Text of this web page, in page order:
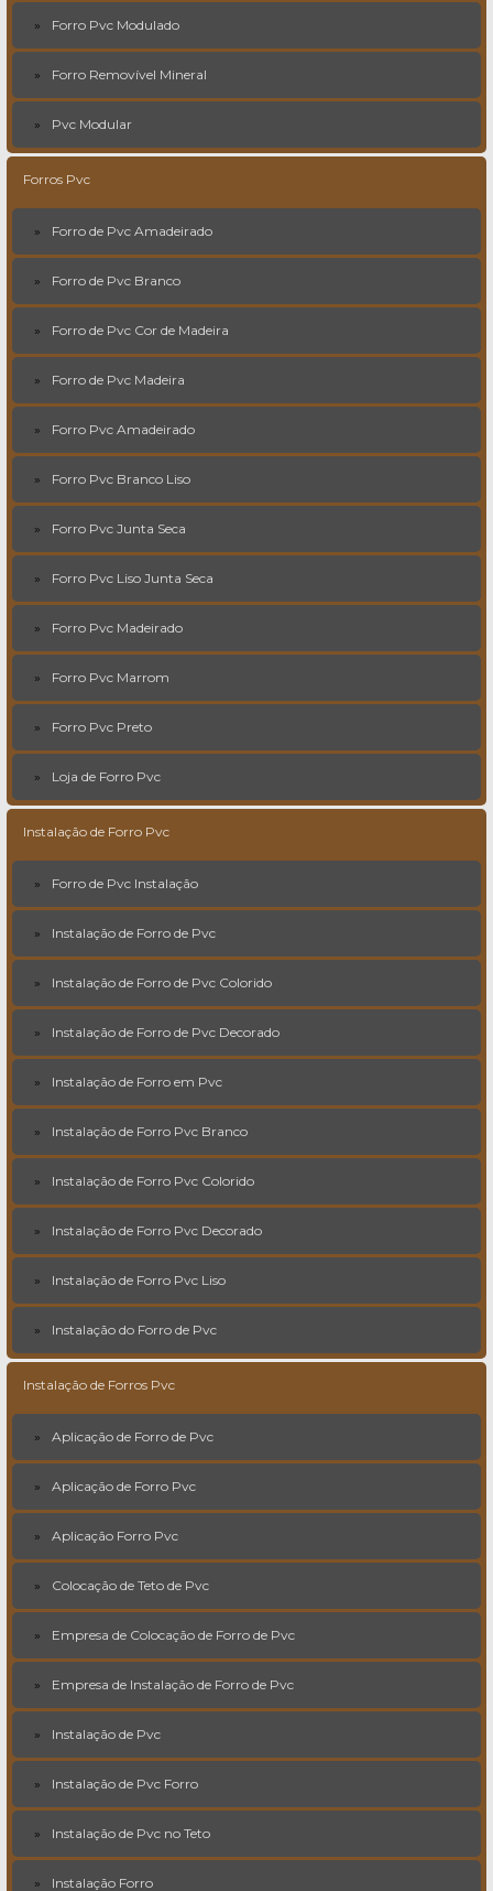
Forro Pvc Modulado
Forro Removível Mineral
Pvc Modular
Forros Pvc
Forro de Pvc Amadeirado
Forro de Pvc Branco
Forro de Pvc Cor de Madeira
Forro de Pvc Madeira
Forro Pvc Amadeirado
Forro Pvc Branco Liso
Forro Pvc Junta Seca
Forro Pvc Liso Junta Seca
Forro Pvc Madeirado
Forro Pvc Marrom
Forro Pvc Preto
Loja de Forro Pvc
Instalação de Forro Pvc
Forro de Pvc Instalação
Instalação de Forro de Pvc
Instalação de Forro de Pvc Colorido
Instalação de Forro de Pvc Decorado
Instalação de Forro em Pvc
Instalação de Forro Pvc Branco
Instalação de Forro Pvc Colorido
Instalação de Forro Pvc Decorado
Instalação de Forro Pvc Liso
Instalação do Forro de Pvc
Instalação de Forros Pvc
Aplicação de Forro de Pvc
Aplicação de Forro Pvc
Aplicação Forro Pvc
Colocação de Teto de Pvc
Empresa de Colocação de Forro de Pvc
Empresa de Instalação de Forro de Pvc
Instalação de Pvc
Instalação de Pvc Forro
Instalação de Pvc no Teto
Instalação Forro